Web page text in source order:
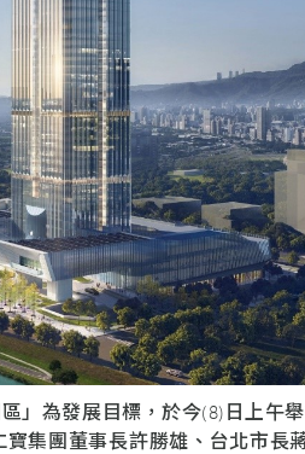
」為發展目標，於今(8) 日上午
集團董事長許勝雄、台北市長